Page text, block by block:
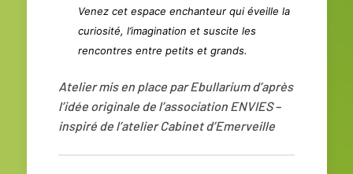
Venez cet espace enchanteur qui éveille la
curiosité, l’imagination et suscite les
rencontres entre petits et grands.
Atelier mis en place par Ebullarium d’après
l’idée originale de l’association ENVIES –
inspiré de l’atelier Cabinet d’Emerveille